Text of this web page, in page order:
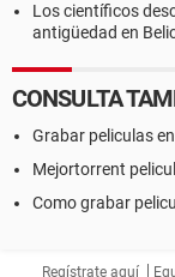
Los científicos
antigüedad en
CONSULTA
Grabar peliculas
Mejortorrent
Como grabar
Regístrate aquí